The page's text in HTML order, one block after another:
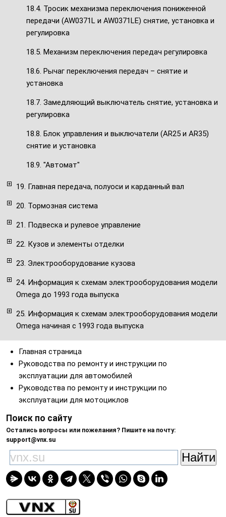
18.4. Тросик механизма переключения пониженной
передачи (AW0371L и AW0371LE) снятие, установка и
регулировка
18.5. Механизм переключения передач регулировка
18.6. Рычаг переключения передач – снятие и
установка
18.7. Замедляющий выключатель снятие, установка и
регулировка
18.8. Блок управления и выключатели (AR25 и AR35)
снятие и установка
18.9. "Автомат"
19. Главная передача, полуоси и карданный вал
20. Тормозная система
21. Подвеска и рулевое управление
22. Кузов и элементы отделки
23. Электрооборудование кузова
24. Информация к схемам электрооборудования модели
Omega до 1993 года выпуска
25. Информация к схемам электрооборудования модели
Omega начиная с 1993 года выпуска
Главная страница
Руководства по ремонту и инструкции по
эксплуатации для автомобилей
Руководства по ремонту и инструкции по
эксплуатации для мотоциклов
Поиск по сайту
Остались вопросы или пожелания? Пишите на почту:
support@vnx.su